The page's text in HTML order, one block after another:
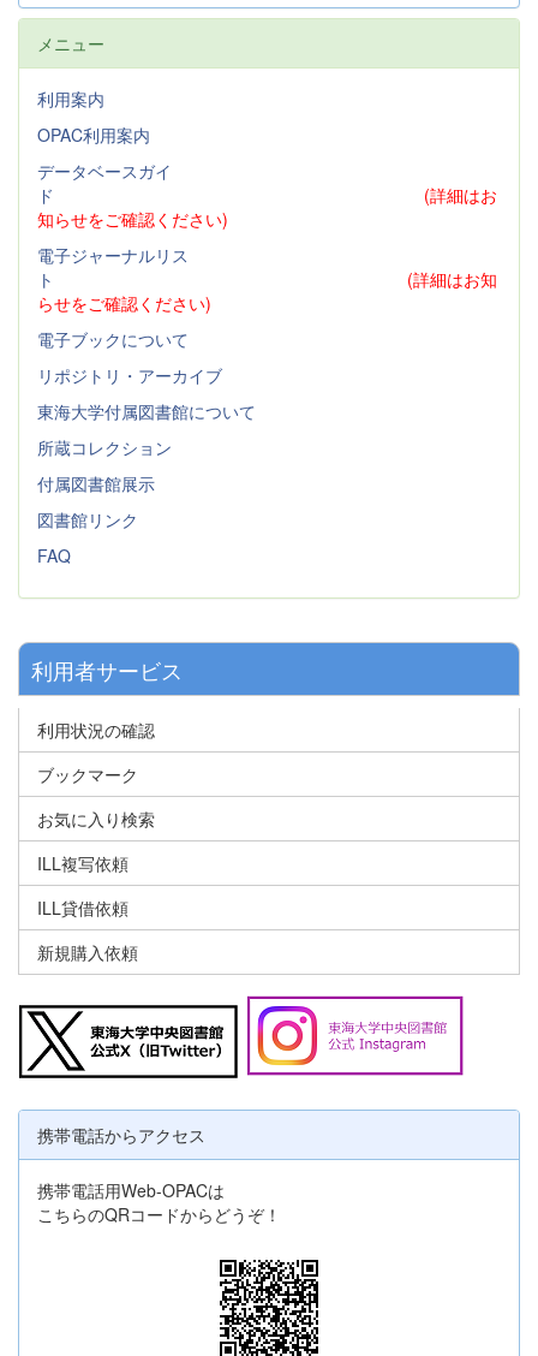
メニュー
利用案内
OPAC利用案内
データベースガイ
ド
(詳細はお
知らせをご確認ください)
電子ジャーナルリス
ト
(詳細はお知
らせをご確認ください)
電子ブックについて
リポジトリ・アーカイブ
東海大学付属図書館について
所蔵コレクション
付属図書館展示
図書館リンク
FAQ
利用者サービス
利用状況の確認
ブックマーク
お気に入り検索
ILL複写依頼
ILL貸借依頼
新規購入依頼
携帯電話からアクセス
携帯電話用Web-OPACは
こちらのQRコードからどうぞ！